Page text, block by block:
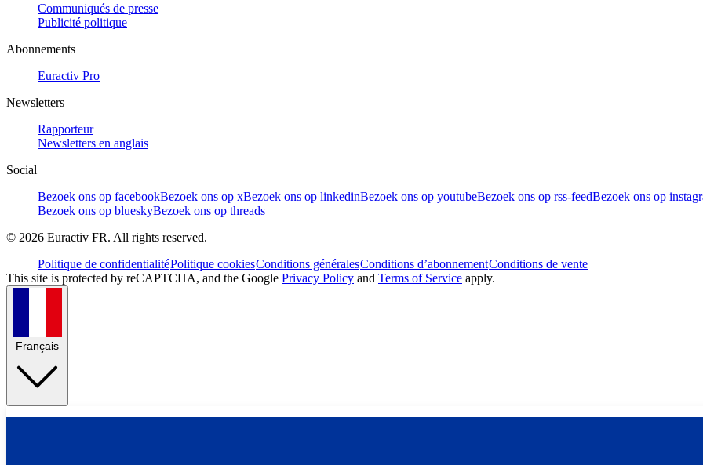
Communiqués de presse
Publicité politique
Abonnements
Euractiv Pro
Newsletters
Rapporteur
Newsletters en anglais
Social
Bezoek ons op facebookBezoek ons op xBezoek ons op linkedinBezoek ons op youtubeBezoek ons op rss-feedBezoek ons op
Bezoek ons op blueskyBezoek ons op threads
© 2026 Euractiv FR. All rights reserved.
Politique de confidentialitéPolitique cookiesConditions généralesConditions d’abonnementConditions de vente
This site is protected by reCAPTCHA, and the Google Privacy Policy and Terms of Service apply.
Français